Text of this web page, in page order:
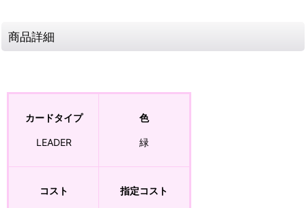
商品詳細
カードタイプ
LEADER
色
緑
コスト 指定コスト